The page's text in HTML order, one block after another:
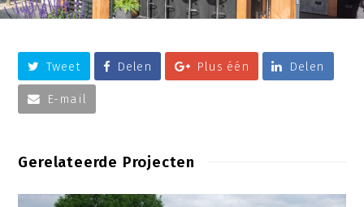
Tweet Delen Plus één Delen
E-mail
Gerelateerde Projecten